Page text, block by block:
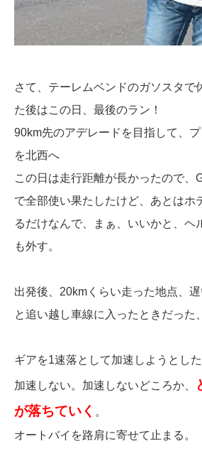
さて、テーレムベンドのガソスタで
た後はこの日、最後のラン！
90km先のアデレードを目指して、
を北西へ
この日は走行距離が長かったので、
で全部使い果たしたけど、あとはホ
るだけなんで、まぁ、いいかと、ヘ
も外す。
出発後、20kmくらい走った地点、
と追い越し車線に入ったときだった、
ギアを1速落として加速しようとし
加速しない。加速しないどころか、
が落ちていく 。
オートバイを路肩に寄せて止まる。